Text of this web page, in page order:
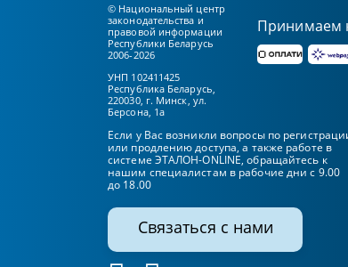
© Национальный центр
законодательства и
правовой информации
Республики Беларусь
2006-2026
УНП 102411425
Республика Беларусь,
220030, г. Минск, ул.
Берсона, 1а
Принимаем
Если у Вас возникли вопросы по
или продлению доступа, а также работе в
системе ЭТАЛОН-ONLINE, обращайтесь к
нашим специалистам в рабочие дни с 9.00
до 18.00
Связаться с нами